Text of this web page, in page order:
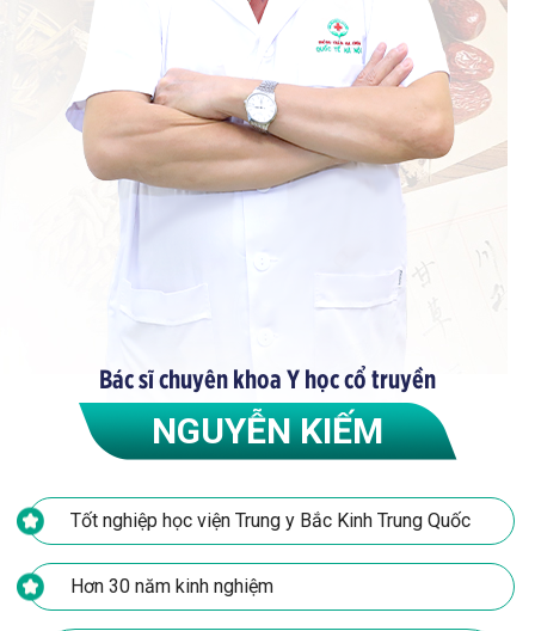
Bác sĩ chuyên khoa Y học cổ truyền
NGUYỄN KIẾM
Tốt nghiệp học viện Trung y Bắc Kinh Trung Quốc
Hơn 30 năm kinh nghiệm